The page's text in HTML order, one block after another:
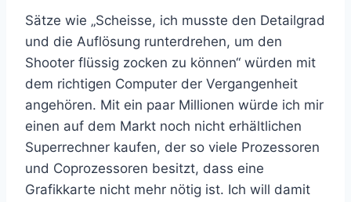
Sätze wie „Scheisse, ich musste den Detailgrad
und die Auflösung runterdrehen, um den
Shooter flüssig zocken zu können“ würden mit
dem richtigen Computer der Vergangenheit
angehören. Mit ein paar Millionen würde ich mir
einen auf dem Markt noch nicht erhältlichen
Superrechner kaufen, der so viele Prozessoren
und Coprozessoren besitzt, dass eine
Grafikkarte nicht mehr nötig ist. Ich will damit